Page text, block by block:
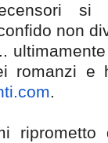
si
non
romanzi e
.